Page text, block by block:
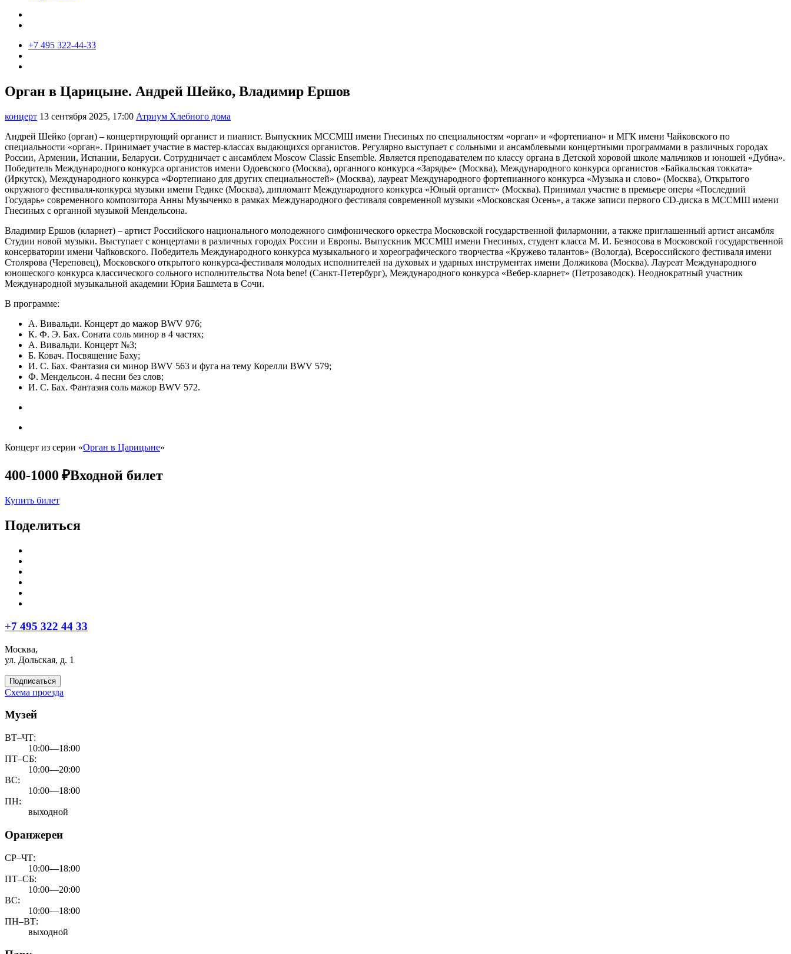
+7 495 322-44-33
Орган в Царицыне. Андрей Шейко, Владимир Ершов
концерт 13 сентября 2025, 17:00 Атриум Хлебного дома
Андрей Шейко (орган) – концертирующий органист и пианист. Выпускник МССМШ имени Гнесиных по специальностям «орган» и «фортепиано» и МГК имени Чайковского по
специальности «орган». Принимает участие в мастер-классах выдающихся органистов. Регулярно выступает с сольными и ансамблевыми концертными программами в различных городах
России, Армении, Испании, Беларуси. Сотрудничает с ансамблем Moscow Classic Ensemble. Является преподавателем по классу органа в Детской хоровой школе мальчиков и юношей «Дубна».
Победитель Международного конкурса органистов имени Одоевского (Москва), органного конкурса «Зарядье» (Москва), Международного конкурса органистов «Байкальская токката»
(Иркутск), Международного конкурса «Фортепиано для других специальностей» (Москва), лауреат Международного фортепианного конкурса «Музыка и слово» (Москва), Открытого
окружного фестиваля-конкурса музыки имени Гедике (Москва), дипломант Международного конкурса «Юный органист» (Москва). Принимал участие в премьере оперы «Последний
Государь» современного композитора Анны Музыченко в рамках Международного фестиваля современной музыки «Московская Осень», а также записи первого CD-диска в МССМШ имени
Гнесиных с органной музыкой Мендельсона.
Владимир Ершов (кларнет) – артист Российского национального молодежного симфонического оркестра Московской государственной филармонии, а также приглашенный артист ансамбля
Студии новой музыки. Выступает с концертами в различных городах России и Европы. Выпускник МССМШ имени Гнесиных, студент класса М. И. Безносова в Московской государственной
консерватории имени Чайковского. Победитель Международного конкурса музыкального и хореографического творчества «Кружево талантов» (Вологда), Всероссийского фестиваля имени
Столярова (Череповец), Московского открытого конкурса-фестиваля молодых исполнителей на духовых и ударных инструментах имени Должикова (Москва). Лауреат Международного
юношеского конкурса классического сольного исполнительства Nota bene! (Санкт-Петербург), Международного конкурса «Вебер-кларнет» (Петрозаводск). Неоднократный участник
Международной музыкальной академии Юрия Башмета в Сочи.
В программе:
А. Вивальди. Концерт до мажор BWV 976;
К. Ф. Э. Бах. Соната соль минор в 4 частях;
А. Вивальди. Концерт №3;
Б. Ковач. Посвящение Баху;
И. С. Бах. Фантазия си минор BWV 563 и фуга на тему Корелли BWV 579;
Ф. Мендельсон. 4 песни без слов;
И. С. Бах. Фантазия соль мажор BWV 572.
Концерт из серии «Орган в Царицыне»
400-1000 ₽Входной билет
Купить билет
Поделиться
+7 495 322 44 33
Москва,
ул. Дольская, д. 1
Подписаться
Схема проезда
Музей
ВТ–ЧТ:
10:00—18:00
ПТ–СБ:
10:00—20:00
ВС:
10:00—18:00
ПН:
выходной
Оранжереи
СР–ЧТ:
10:00—18:00
ПТ–СБ:
10:00—20:00
ВС:
10:00—18:00
ПН–ВТ:
выходной